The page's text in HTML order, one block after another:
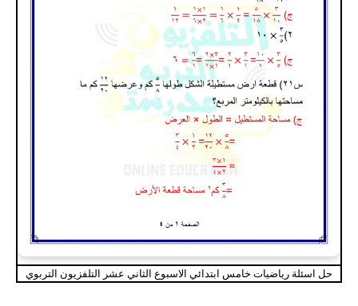
حل اسئلة رياضيات خامس ابتدائي الاسبوع الثاني عشر التلفزيون التربوي